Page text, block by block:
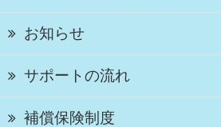
お知らせ
サポートの流れ
補償保険制度